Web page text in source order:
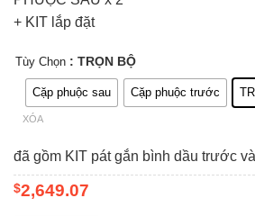
+ KIT lắp đặt
Tùy Chọn : TRỌN BỘ
Cặp phuộc sau Cặp phuộc trước
XÓA
đã gồm KIT pát gắn bình dầu trước
$2,649.07